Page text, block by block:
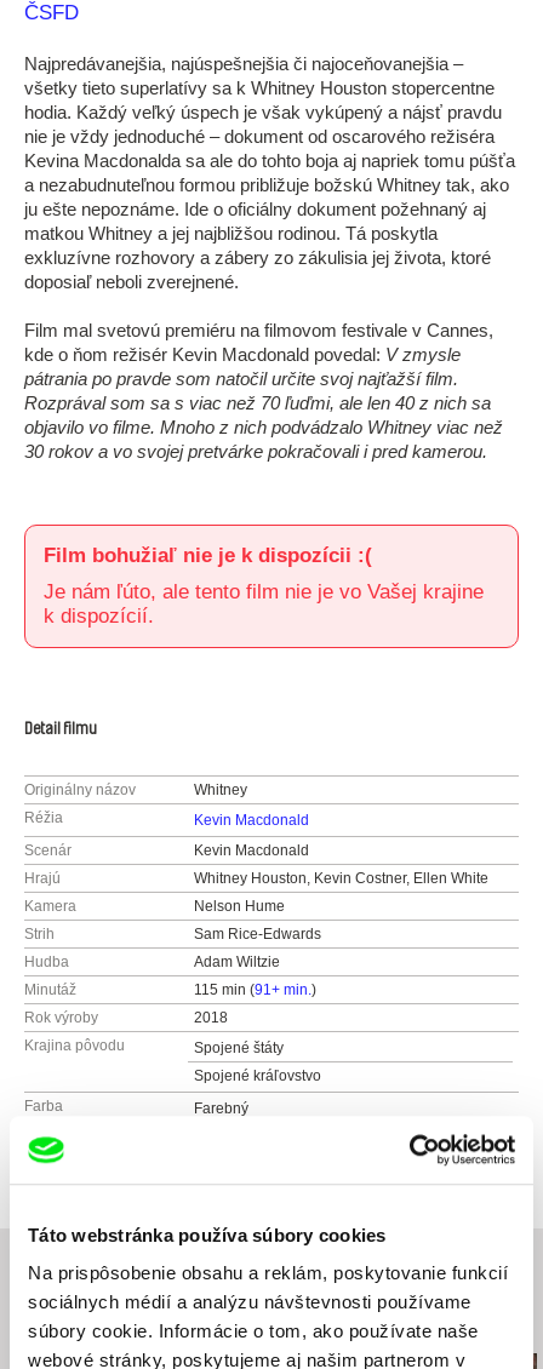
Táto webstránka používa súbory cookies
Na prispôsobenie obsahu a reklám, poskytovanie funkcií
sociálnych médií a analýzu návštevnosti používame
súbory cookie. Informácie o tom, ako používate naše
webové stránky, poskytujeme aj našim partnerom v
ČSFD
Najpredávanejšia, najúspešnejšia či najoceňovanejšia –
všetky tieto superlatívy sa k Whitney Houston stopercentne
hodia. Každý veľký úspech je však vykúpený a nájsť pravdu
nie je vždy jednoduché – dokument od oscarového režiséra
Kevina Macdonalda sa ale do tohto boja aj napriek tomu púšťa
a nezabudnuteľnou formou približuje božskú Whitney tak, ako
ju ešte nepoznáme. Ide o oficiálny dokument požehnaný aj
matkou Whitney a jej najbližšou rodinou. Tá poskytla
exkluzívne rozhovory a zábery zo zákulisia jej života, ktoré
doposiaľ neboli zverejnené.
Film mal svetovú premiéru na filmovom festivale v Cannes,
kde o ňom režisér Kevin Macdonald povedal: V zmysle
pátrania po pravde som natočil určite svoj najťažší film.
Rozprával som sa s viac než 70 ľuďmi, ale len 40 z nich sa
objavilo vo filme. Mnoho z nich podvádzalo Whitney viac než
30 rokov a vo svojej pretvárke pokračovali i pred kamerou.
Film bohužiaľ nie je k dispozícii :(
Je nám ľúto, ale tento film nie je vo Vašej krajine
k dispozícií.
Detail filmu
Originálny názov
Whitney
Réžia
Kevin Macdonald
Scenár
Kevin Macdonald
Hrajú
Whitney Houston, Kevin Costner, Ellen White
Kamera
Nelson Hume
Strih
Sam Rice-Edwards
Hudba
Adam Wiltzie
Minutáž
115 min (91+ min.)
Rok výroby
2018
Krajina pôvodu
Spojené štáty
Spojené kráľovstvo
Farba
Farebný
Distribúcia
Česko
tel: +420 221 436 105
e-mail: sales@aqs.cz,jan.rubes@magicbox.cz
Súvisiace filmy (20)